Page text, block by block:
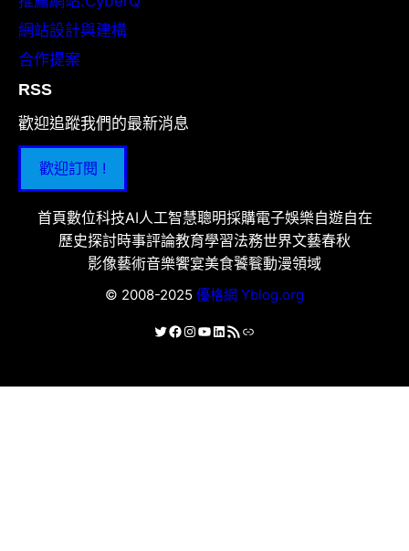
網站設計與建構
合作提案
RSS
歡迎追蹤我們的最新消息
歡迎訂閱 !
首頁數位科技AI人工智慧聰明採購電子娛樂自遊自在
歷史探討時事評論教育學習法務世界文藝春秋
影像藝術音樂饗宴美食饕餮動漫領域
© 2008-2025 優格網 Yblog.org
X Facebook
Instagram
YouTube
LinkedIn
RSS 資訊提供連結